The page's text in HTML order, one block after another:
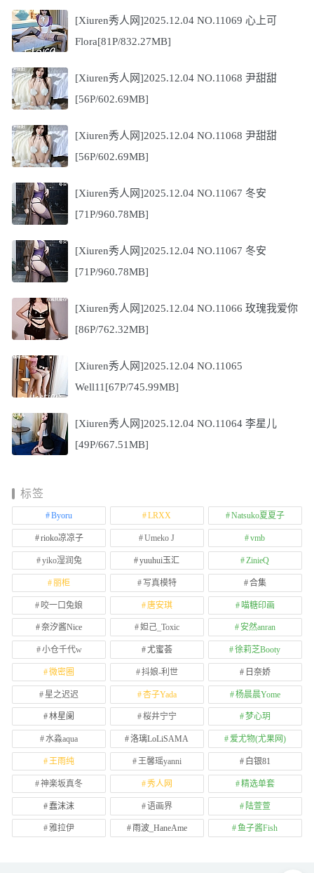
[Xiuren秀人网]2025.12.04 NO.11069 心上可
Flora[81P/832.27MB]
[Xiuren秀人网]2025.12.04 NO.11068 尹甜甜
[56P/602.69MB]
[Xiuren秀人网]2025.12.04 NO.11068 尹甜甜
[56P/602.69MB]
[Xiuren秀人网]2025.12.04 NO.11067 冬安
[71P/960.78MB]
[Xiuren秀人网]2025.12.04 NO.11067 冬安
[71P/960.78MB]
[Xiuren秀人网]2025.12.04 NO.11066 玫瑰我爱你
[86P/762.32MB]
[Xiuren秀人网]2025.12.04 NO.11065
Well11[67P/745.99MB]
[Xiuren秀人网]2025.12.04 NO.11064 李星儿
[49P/667.51MB]
标签
Byoru LRXX Natsuko夏夏子
rioko凉凉子 Umeko J vmb
yiko湿润兔 yuuhui玉汇 ZinieQ
丽柜 写真模特 合集
咬一口兔娘 唐安琪 喵糖印画
奈汐酱Nice 妲己_Toxic 安然anran
小仓千代w 尤蜜荟 徐莉芝Booty
微密圈 抖娘-利世 日奈娇
星之迟迟 杏子Yada 杨晨晨Yome
林星阑 桜井宁宁 梦心玥
水淼aqua 洛璃LoLiSAMA 爱尤物(尤果网)
王雨纯 王馨瑶yanni 白银81
神楽坂真冬 秀人网 精选单套
蠢沫沫 语画界 陆萱萱
雅拉伊 雨波_HaneAme 鱼子酱Fish